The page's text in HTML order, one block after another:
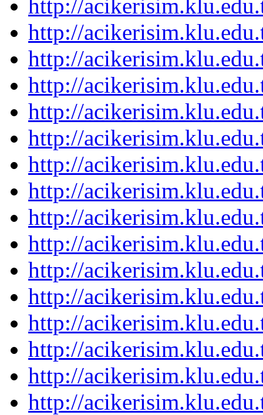
http://
http://
http://
http://
http://
http://
http://
http://
http://
http://
http://
http://
http://
http://
http://
http://